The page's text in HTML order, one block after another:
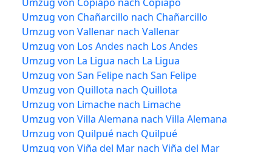
Umzug von Chañarcillo nach Chañarcillo
Umzug von Vallenar nach Vallenar
Umzug von Los Andes nach Los Andes
Umzug von La Ligua nach La Ligua
Umzug von San Felipe nach San Felipe
Umzug von Quillota nach Quillota
Umzug von Limache nach Limache
Umzug von Villa Alemana nach Villa Alemana
Umzug von Quilpué nach Quilpué
Umzug von Viña del Mar nach Viña del Mar